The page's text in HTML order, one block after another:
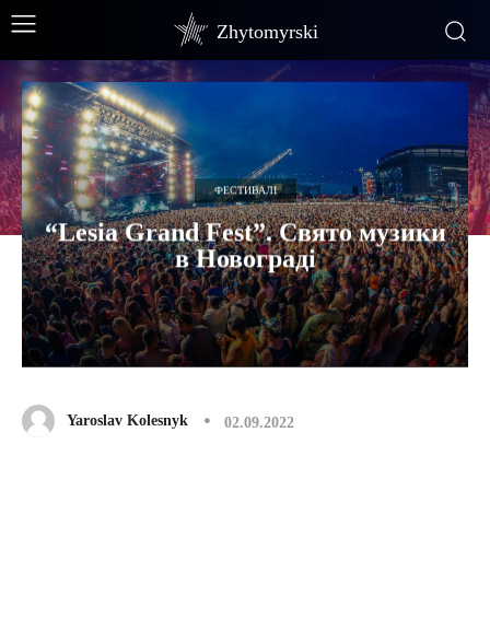
Zhytomyrski
ФЕСТИВАЛІ
“Lesia Grand Fest”. Свято музики
в Новограді
Yaroslav Kolesnyk 02.09.2022